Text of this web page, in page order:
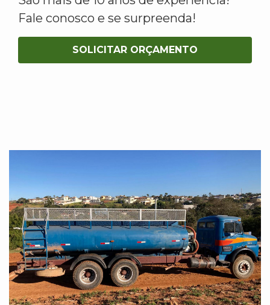
Fale conosco e se surpreenda!
SOLICITAR ORÇAMENTO